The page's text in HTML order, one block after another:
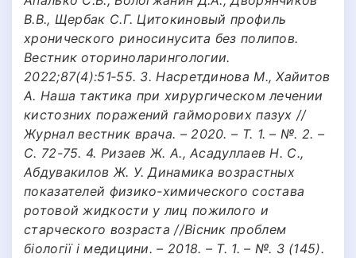
В.В., Щербак С.Г. Цитокиновый профиль
хронического риносинусита без полипов.
Вестник оториноларингологии.
2022;87(4):51‑55. 3. Насретдинова М., Хайитов
А. Наша тактика при хирургическом лечении
кистозних поражений гайморових пазух //
Журнал вестник врача. – 2020. – Т. 1. – №. 2. –
С. 72-75. 4. Ризаев Ж. А., Асадуллаев Н. С.,
Абдувакилов Ж. У. Динамика возрастных
показателей физико-химического состава
ротовой жидкости у лиц пожилого и
старческого возраста //Вісник проблем
біології і медицини. – 2018. – Т. 1. – №. 3 (145).